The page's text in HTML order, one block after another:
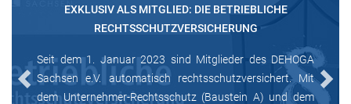
EXKLUSIV ALS MITGLIED: DIE BETRIEBLICHE
RECHTSSCHUTZVERSICHERUNG
Seit dem 1. Januar 2023 sind Mitglieder des DEHOGA
Sachsen e.V. automatisch rechtsschutzversichert. Mit
dem Unternehmer-Rechtsschutz (Baustein A) und dem
Previous Next